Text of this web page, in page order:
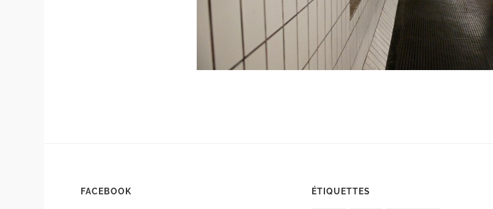
FACEBOOK ÉTIQUETTES